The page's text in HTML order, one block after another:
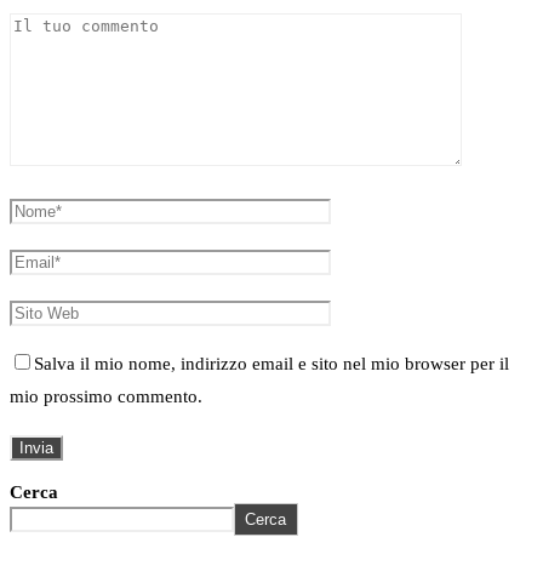
Salva il mio nome, indirizzo email e sito nel mio browser per il
mio prossimo commento.
Cerca
Cerca